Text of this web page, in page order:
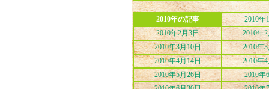
2010年の記事
2010年
2010年2月3日
2010年
2010年3月10日
2010年
2010年4月14日
2010年
2010年5月26日
2010年